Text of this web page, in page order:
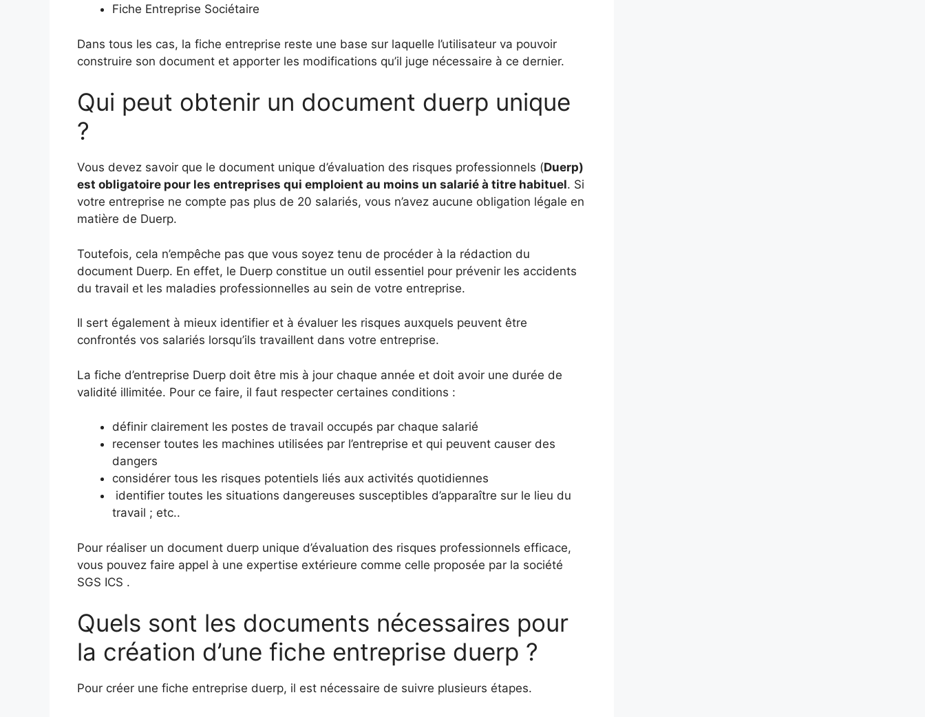
Fiche Entreprise Sociétaire
Dans tous les cas, la fiche entreprise reste une base sur laquelle l’utilisateur va pouvoir
construire son document et apporter les modifications qu’il juge nécessaire à ce dernier.
Qui peut obtenir un document duerp unique
?
Vous devez savoir que le document unique d’évaluation des risques professionnels (Duerp)
est obligatoire pour les entreprises qui emploient au moins un salarié à titre habituel. Si
votre entreprise ne compte pas plus de 20 salariés, vous n’avez aucune obligation légale en
matière de Duerp.
Toutefois, cela n’empêche pas que vous soyez tenu de procéder à la rédaction du
document Duerp. En effet, le Duerp constitue un outil essentiel pour prévenir les accidents
du travail et les maladies professionnelles au sein de votre entreprise.
Il sert également à mieux identifier et à évaluer les risques auxquels peuvent être
confrontés vos salariés lorsqu’ils travaillent dans votre entreprise.
La fiche d’entreprise Duerp doit être mis à jour chaque année et doit avoir une durée de
validité illimitée. Pour ce faire, il faut respecter certaines conditions :
définir clairement les postes de travail occupés par chaque salarié
recenser toutes les machines utilisées par l’entreprise et qui peuvent causer des
dangers
considérer tous les risques potentiels liés aux activités quotidiennes
identifier toutes les situations dangereuses susceptibles d’apparaître sur le lieu du
travail ; etc..
Pour réaliser un document duerp unique d’évaluation des risques professionnels efficace,
vous pouvez faire appel à une expertise extérieure comme celle proposée par la société
SGS ICS .
Quels sont les documents nécessaires pour
la création d’une fiche entreprise duerp ?
Pour créer une fiche entreprise duerp, il est nécessaire de suivre plusieurs étapes.